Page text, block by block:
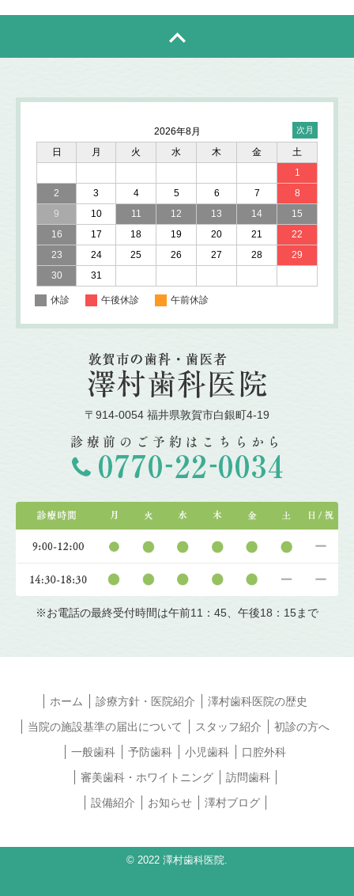
2026年8月
日
月 火 水 木 金
土
1
2
3 4 5 6 7
8
9
10 11 12 13 14
15
16
17 18 19 20 21
22
23
24 25 26 27 28
29
30
31
休診 午後休診 午前休診
〒914-0054 福井県敦賀市白銀町4-19
診療前のご予約はこちらから
※お電話の最終受付時間は午前11：45、午後18：15まで
ホーム 診療方針・医院紹介
澤村歯科医院の歴史
当院の施設基準の届出について
スタッフ紹介
初診の方へ
一般歯科
予防歯科 小児歯科
口腔外科
審美歯科・ホワイトニング
訪問歯科
設備紹介
お知らせ 澤村ブログ
© 2022 澤村歯科医院.